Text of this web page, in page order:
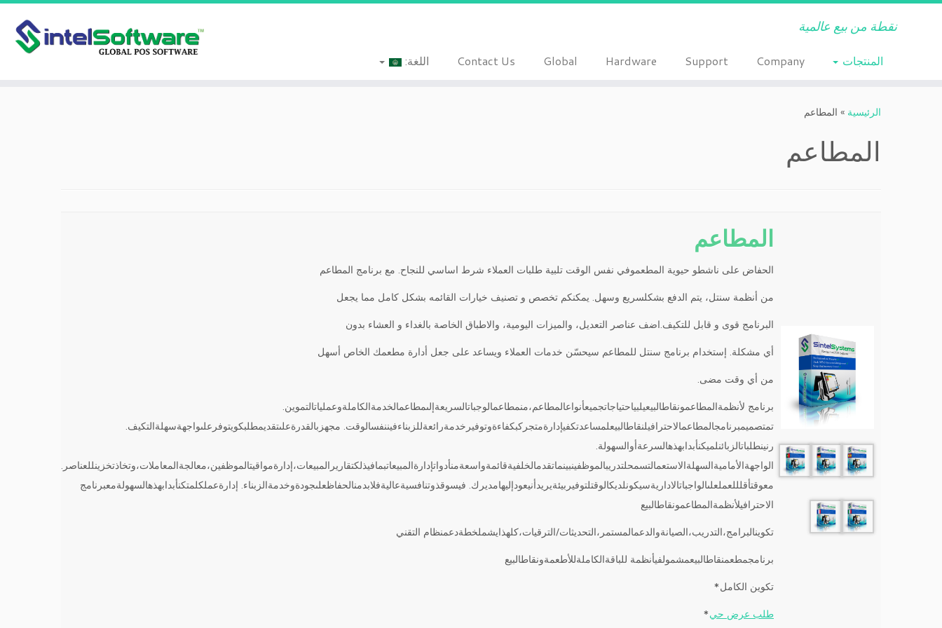
نقطة من بيع عالمية
المنتجات Company
Support
Hardware
Global
Contact Us اللغة:
الرئيسية » المطاعم
المطاعم
المطاعم
الحفاض على ناشطو حيوية المطعموفي نفس الوقت تلبية طلبات العملاء شرط اساسي للنجاح. مع برنامج المطاعم
من أنظمة سنتل، يتم الدفع بشكلسريع وسهل. يمكنكم تخصص و تصنيف خيارات القائمه بشكل كامل مما يجعل
البرنامج قوى و قابل للتكيف.اضف عناصر التعديل، والميزات اليومية، والاطباق الخاصة بالغداء و العشاء بدون
أي مشكلة. إستخدام برنامج سنتل للمطاعم سيحسّن خدمات العملاء ويساعد على جعل أدارة مطعمك الخاص أسهل
من أي وقت مضى.
برنامج لأنظمةالمطاعمونقاطالبيعيلبياحتياجاتجميعأنواعالمطاعم،منمطاعمالوجباتالسريعةإلىمطاعمالخدمةالكاملةوعملياتالتموين.
تمتصميمبرنامجالمطاعمالاحترافيلنقاطالبيعلمساعدتكفيإدارةمتجركبكفاءةوتوفيرخدمةرائعةللزبناءفيننفسالوقت. مجهزبالقدرةعلىتقديمطلبكويتوفرعلىواجهةسهلةالتكيف.
رنينطلباتالزبائنلميكنأبدابهذهالسرعةأوالسهولة.
الواجهةالأماميةالسهلةالاستعمالتسمحلتدريبالموظفينبينماتقدمالخلفيةقائمةواسعةمنأدواتإدارةالمبيعاتبمافيذلكتقاريرالمبيعات،إدارةمواقيتالموظفين،معالجةالمعاملات،وتخاذتخزينللعناصر.
معوقتأقلللعملعلىالواجباتالاداريةسيكونلديكالوقتلتوفيربيئةيريدأنيعودإليهامديرك. فيسوقذوتنافسيةعاليةفلابدمنالحفاظعلىجودةوخدمةالزبناء. إدارةعملكلمتكنأبدابهذهالسهولةمعبرنامج
الاحترافيلأنظمةالمطاعمونقاطالبيع
تكوينالبرامج،التدريب،الصيانةوالدعمالمستمر،التحديثات/الترقيات،كلهذايشملخطةدعمنظام التقني
برنامجمطعمنقاطالبيعمشمولفيأنظمة للباقةالكاملةللأطعمةونقاطالبيع
تكوين الكامل*
طلب عرض حي*